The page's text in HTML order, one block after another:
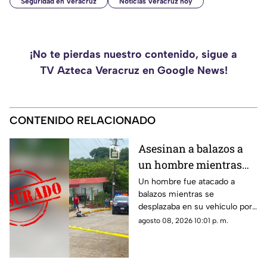
¡No te pierdas nuestro contenido, sigue a
TV Azteca Veracruz en Google News!
CONTENIDO RELACIONADO
Asesinan a balazos a
un hombre mientras
circulaba en su unidad
en Poza Rica
Un hombre fue atacado a
balazos mientras se
desplazaba en su vehículo por
una colonia de Poza Rica,
agosto 08, 2026 10:01 p. m.